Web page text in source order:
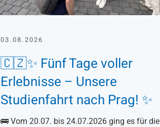
03.08.2026
🇨🇿✨ Fünf Tage voller
Erlebnisse – Unsere
Studienfahrt nach Prag! ✨
🚌 Vom 20.07. bis 24.07.2026 ging es für die